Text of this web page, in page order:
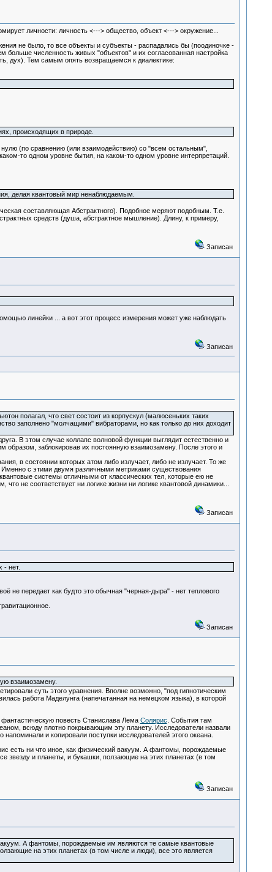
личности: личность <---> общество, объект <---> окружение...
не было, то все объекты и субъекты - распадались бы (поодиночке -
численность живых "объектов" и их согласованная настройка
дух). Тем самым опять возвращаемся к диалектике:
происходящих в природе.
(по сравнению (или взаимодействию) со "всем остальным",
то одном уровне бытия, на каком-то одном уровне интерпретаций.
делая квантовый мир ненаблюдаемым.
составляющая Абстрактного). Подобное меряют подобным. Т.е.
средств (душа, абстрактное мышление). Длину, к примеру,
Записан
линейки ... а вот этот процесс измерения может уже наблюдать
Записан
полагал, что свет состоит из корпускул (малюсеньких таких
заполнено "молчащими" вибраторами, но как только до них доходит
В этом случае коллапс волновой функции выглядит естественно и
заблокировав их постоянную взаимозамену. После этого и
в состоянии которых атом либо излучает, либо не излучает. То же
Именно с этими двумя различными метриками существования
системы отличными от классических тел, которые ею не
не соответствует ни логике жизни ни логике квантовой динамики...
Записан
- нет.
не передает как будто это обычная "черная-дыра" - нет теплового
Записан
взаимозамену.
суть этого уравнения. Вполне возможно, "под гипнотическим
работа Маделунга (напечатанная на немецком языка), в которой
повесть Станислава Лема Солярис . События там
всюду плотно покрывающим эту планету. Исследователи назвали
и копировали поступки исследователей этого океана.
есть ни что иное, как физический вакуум. А фантомы, порождаемые
и планеты, и букашки, ползающие на этих планетах (в том
Записан
А фантомы, порождаемые им являются те самые квантовые
на этих планетах (в том числе и люди), все это является